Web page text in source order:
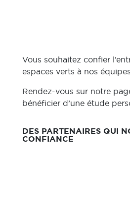
Vous souhaitez confier
espaces verts à nos
Rendez-vous sur notre
bénéficier d’une étude
DES PARTENAIRES QUI
CONFIANCE